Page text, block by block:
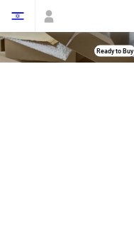
Ready to Buy